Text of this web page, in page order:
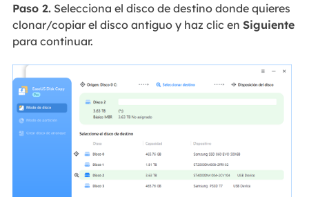
Paso 2.Selecciona el disco de destino donde quieres
clonar/copiar el disco antiguo y haz clic en Siguiente
para continuar.